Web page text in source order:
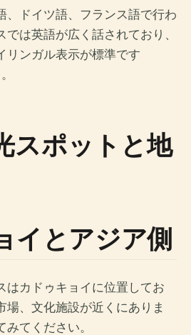
、ドイツ語、フランス語で行わ
は英語が広く話されており、
リンガル表示が標準です
スポットと地
イとアジア側
はカドゥキョイに位置してお
場、文化施設が近くにありま
てください。